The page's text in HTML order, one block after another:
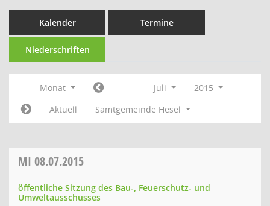
Kalender Termine
Niederschriften
Monat Juli
2015
Aktuell
Samtgemeinde Hesel
MI 08.07.2015
öffentliche Sitzung des Bau-, Feuerschutz- und
Umweltausschusses